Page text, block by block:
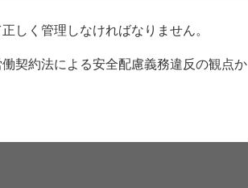
しく管理しなければなりません。
契約法による安全配慮義務違反の観点か